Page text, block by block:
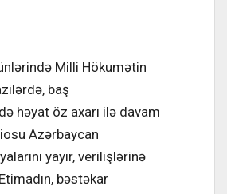
Milli Hökumətin
baş
həyat öz axarı ilə davam
Azərbaycan
yayır, verilişlərinə
bəstəkar